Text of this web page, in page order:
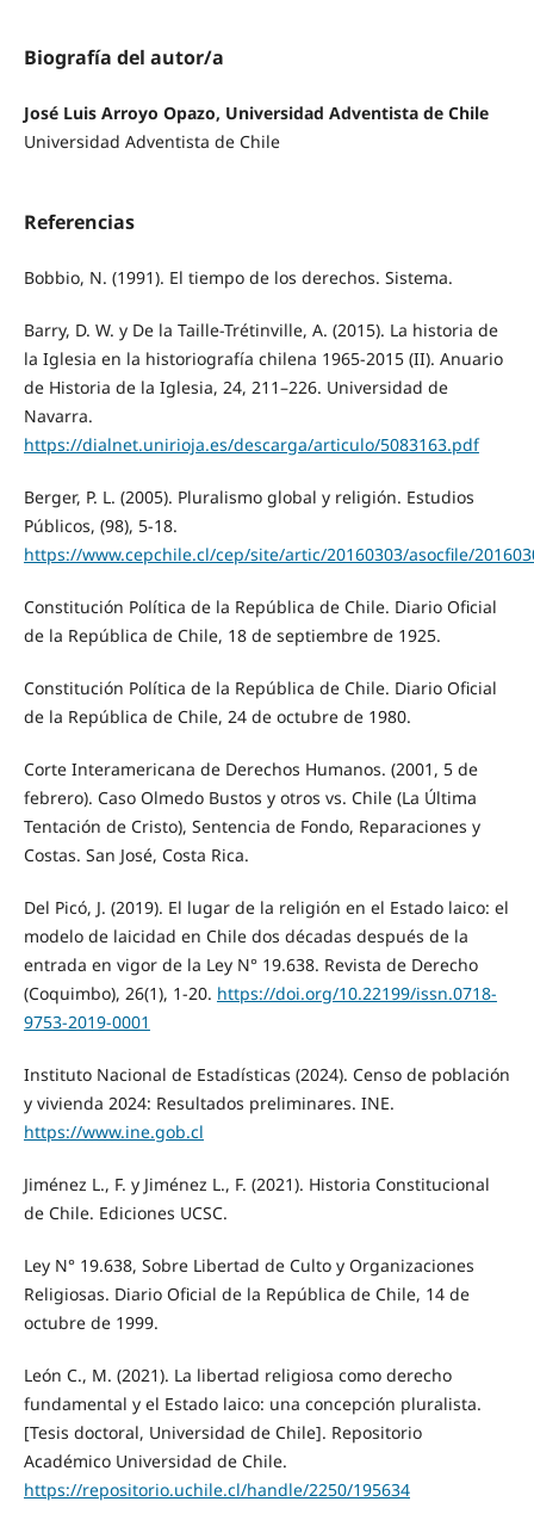
Biografía del autor/a
José Luis Arroyo Opazo, Universidad Adventista de Chile
Universidad Adventista de Chile
Referencias
Bobbio, N. (1991). El tiempo de los derechos. Sistema.
Barry, D. W. y De la Taille-Trétinville, A. (2015). La historia de
la Iglesia en la historiografía chilena 1965-2015 (II). Anuario
de Historia de la Iglesia, 24, 211–226. Universidad de
Navarra.
https://dialnet.unirioja.es/descarga/articulo/5083163.pdf
Berger, P. L. (2005). Pluralismo global y religión. Estudios
Públicos, (98), 5-18.
https://www.cepchile.cl/cep/site/artic/20160303/asocfile/
Constitución Política de la República de Chile. Diario Oficial
de la República de Chile, 18 de septiembre de 1925.
Constitución Política de la República de Chile. Diario Oficial
de la República de Chile, 24 de octubre de 1980.
Corte Interamericana de Derechos Humanos. (2001, 5 de
febrero). Caso Olmedo Bustos y otros vs. Chile (La Última
Tentación de Cristo), Sentencia de Fondo, Reparaciones y
Costas. San José, Costa Rica.
Del Picó, J. (2019). El lugar de la religión en el Estado laico: el
modelo de laicidad en Chile dos décadas después de la
entrada en vigor de la Ley N° 19.638. Revista de Derecho
(Coquimbo), 26(1), 1-20. https://doi.org/10.22199/issn.0718-
9753-2019-0001
Instituto Nacional de Estadísticas (2024). Censo de población
y vivienda 2024: Resultados preliminares. INE.
https://www.ine.gob.cl
Jiménez L., F. y Jiménez L., F. (2021). Historia Constitucional
de Chile. Ediciones UCSC.
Ley N° 19.638, Sobre Libertad de Culto y Organizaciones
Religiosas. Diario Oficial de la República de Chile, 14 de
octubre de 1999.
León C., M. (2021). La libertad religiosa como derecho
fundamental y el Estado laico: una concepción pluralista.
[Tesis doctoral, Universidad de Chile]. Repositorio
Académico Universidad de Chile.
https://repositorio.uchile.cl/handle/2250/195634